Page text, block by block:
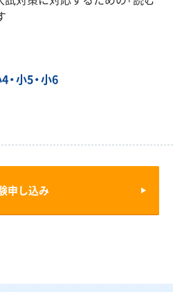
・小5・小6
申し込み